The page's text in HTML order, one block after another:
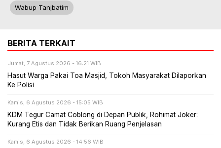
Wabup Tanjbatim
BERITA TERKAIT
Jumat, 7 Agustus 2026 - 16:21 WIB
Hasut Warga Pakai Toa Masjid, Tokoh Masyarakat Dilaporkan
Ke Polisi
Kamis, 6 Agustus 2026 - 15:05 WIB
KDM Tegur Camat Coblong di Depan Publik, Rohimat Joker:
Kurang Etis dan Tidak Berikan Ruang Penjelasan
Kamis, 6 Agustus 2026 - 14:56 WIB